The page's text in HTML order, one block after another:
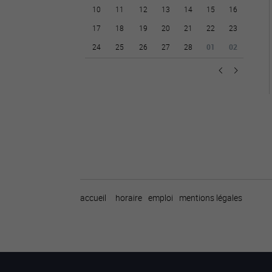
10
11 12 13 14 15
16
17
18 19 20 21 22
23
24
25 26 27 28 01 02
accueil horaire emploi mentions légales